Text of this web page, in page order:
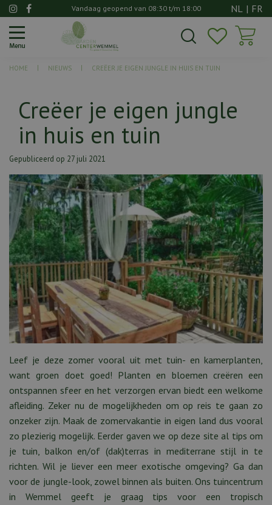
a
HOME NIEUWS CREËER JE EIGEN JUNGLE IN HUIS EN TUIN
Vandaag geopend van 08:30t/m 18:00 NL | FR
Creëer je eigen jungle
in huis en tuin
Gepubliceerd op 27 juli 2021
Leef je deze zomer vooral uit met tuin- en kamerplanten,
want groen doet goed! Planten en bloemen creëren een
ontspannen sfeer en het verzorgen ervan biedt een welkome
afleiding. Zeker nu de mogelijkheden om op reis te gaan zo
onzeker zijn. Maak de zomervakantie in eigen land dus vooral
zo plezierig mogelijk. Eerder gaven we op deze site al tips om
je tuin, balkon en/of (dak)terras in mediterrane stijl in te
richten. Wil je liever een meer exotische omgeving? Ga dan
voor de jungle-look, zowel binnen als buiten. Ons tuincentrum
in Wemmel geeft je graag tips voor een tropisch